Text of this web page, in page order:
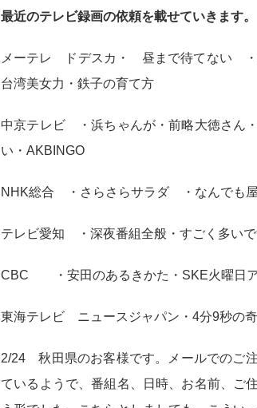
最近のテレビ録画の依頼を載せていきます。
メーテレ ドデスカ・ 昼まで待てない ・
台湾美女力・鉄子の育て方
中京テレビ ・浜ちゃんが・前略大徳さん
い・AKBINGO
NHK総合 ・さらさらサラダ ・なんでも
テレビ愛知 ・深夜番組全般・すごく多い
CBC ・安田のあるきかた・SKE火曜日ア
東海テレビ ニュースジャパン・4分9秒の
2/24 秋田県のお客様です。メールでのご
ているようで、番組名、日時、お名前、ご